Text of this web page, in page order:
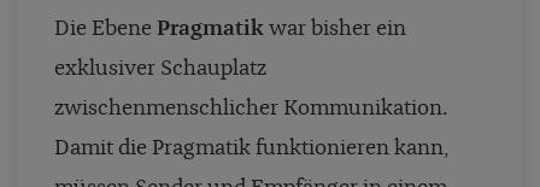
Die Ebene Pragmatik war bisher ein
exklusiver Schauplatz
zwischenmenschlicher Kommunikation.
Damit die Pragmatik funktionieren kann,